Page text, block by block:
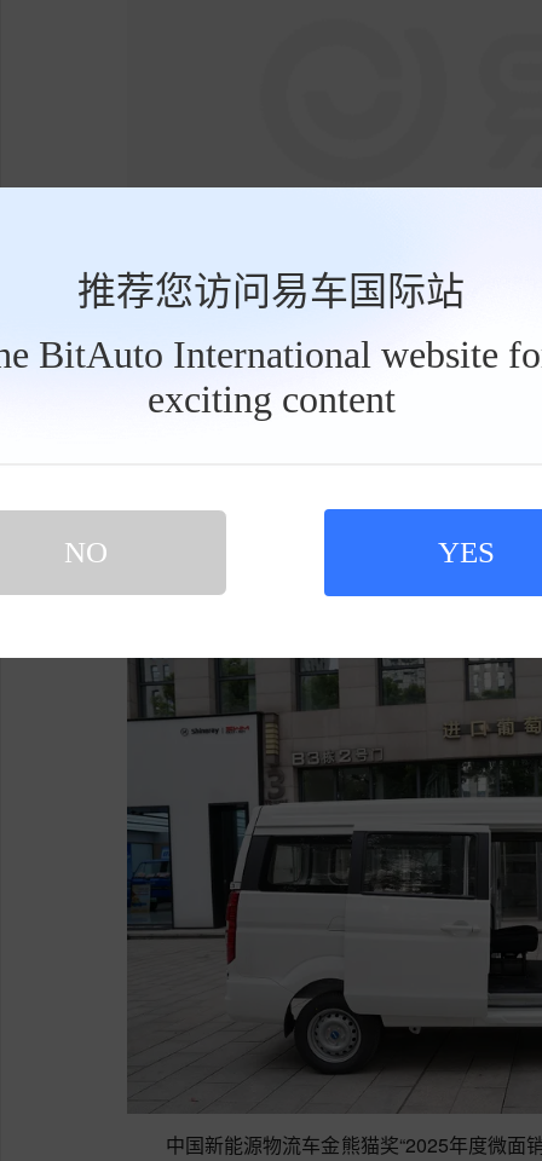
推荐您访问易车国际站
BitAuto International website
exciting content
NO YES
这一数据在微面领域属于第一梯队。它意
为了匹配长续航带来的高密度运营，好运
护焊工艺大梁，并配备了6片高刚性板簧。这
额定载重能力。
中国新能源物流车金熊猫奖“2025年度微面